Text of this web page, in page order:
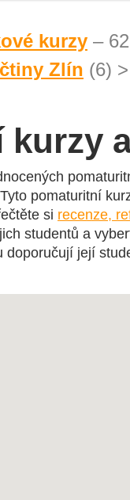
kurzy –
Zlín (6)
kurzy
pomaturitní
si recenze,
studentů a
doporučují její